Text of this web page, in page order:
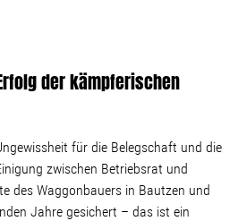
stoppen
Bodenpolitik
der kämpferischen
für die Belegschaft und die
zwischen Betriebsrat und
des Waggonbauers in Bautzen und
Jahre gesichert – das ist ein